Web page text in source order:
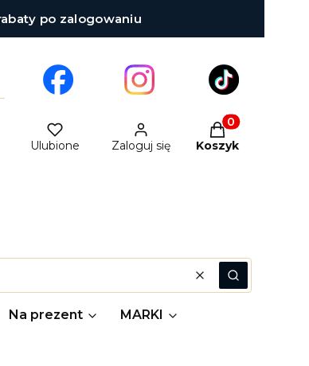
po zalogowaniu
Ulubione Zaloguj się
Produkty w
Koszyk
WyczyśćSzukaj
Na prezent MARKI